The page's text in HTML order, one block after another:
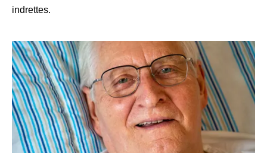
indrettes.